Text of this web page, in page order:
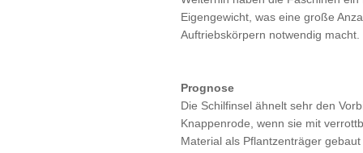
Eigengewicht, was eine große
Auftriebskörpern notwendig macht.
Prognose
Die Schilfinsel ähnelt sehr den
Knappenrode, wenn sie mit
Material als Pflantzenträger